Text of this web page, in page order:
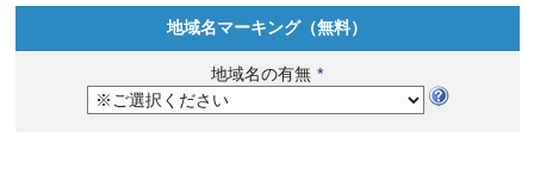
地域名マーキング（無料）
地域名の有無 *